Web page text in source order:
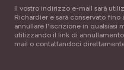
Il vostro indirizzo e-mail sarà
Richardier e sarà conservato
annullare l'iscrizione in qualsiasi
utilizzando il link di
mail o contattandoci